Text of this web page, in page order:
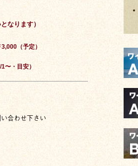
なります）
（予定）
・目安）
合わせ下さい